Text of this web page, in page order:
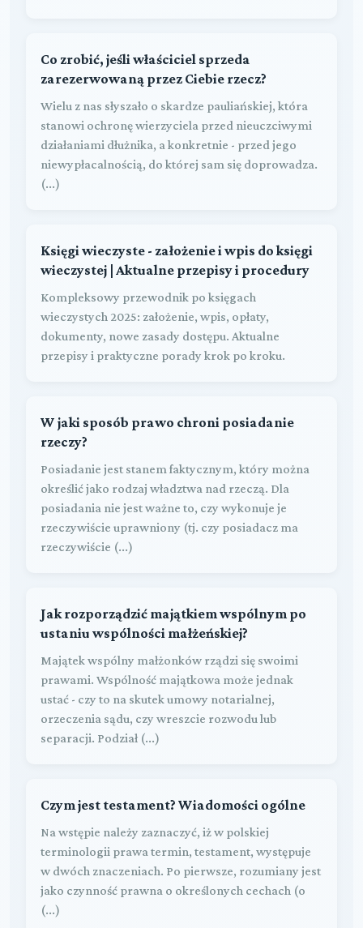
Co zrobić, jeśli właściciel sprzeda
zarezerwowaną przez Ciebie rzecz?
Wielu z nas słyszało o skardze pauliańskiej, która
stanowi ochronę wierzyciela przed nieuczciwymi
działaniami dłużnika, a konkretnie - przed jego
niewypłacalnością, do której sam się doprowadza.
(...)
Księgi wieczyste - założenie i wpis do księgi
wieczystej | Aktualne przepisy i procedury
Kompleksowy przewodnik po księgach
wieczystych 2025: założenie, wpis, opłaty,
dokumenty, nowe zasady dostępu. Aktualne
przepisy i praktyczne porady krok po kroku.
W jaki sposób prawo chroni posiadanie
rzeczy?
Posiadanie jest stanem faktycznym, który można
określić jako rodzaj władztwa nad rzeczą. Dla
posiadania nie jest ważne to, czy wykonuje je
rzeczywiście uprawniony (tj. czy posiadacz ma
rzeczywiście (...)
Jak rozporządzić majątkiem wspólnym po
ustaniu wspólności małżeńskiej?
Majątek wspólny małżonków rządzi się swoimi
prawami. Wspólność majątkowa może jednak
ustać - czy to na skutek umowy notarialnej,
orzeczenia sądu, czy wreszcie rozwodu lub
separacji. Podział (...)
Czym jest testament? Wiadomości ogólne
Na wstępie należy zaznaczyć, iż w polskiej
terminologii prawa termin, testament, występuje
w dwóch znaczeniach. Po pierwsze, rozumiany jest
jako czynność prawna o określonych cechach (o
(...)